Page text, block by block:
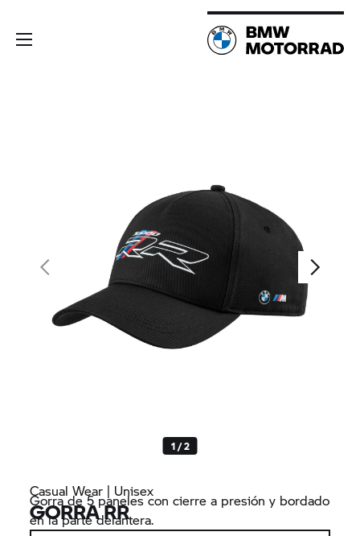
1 / 2
Casual Wear | Unisex
GORRA RR
Gorra de 5 paneles con cierre a presión y bordado
en la parte delantera.